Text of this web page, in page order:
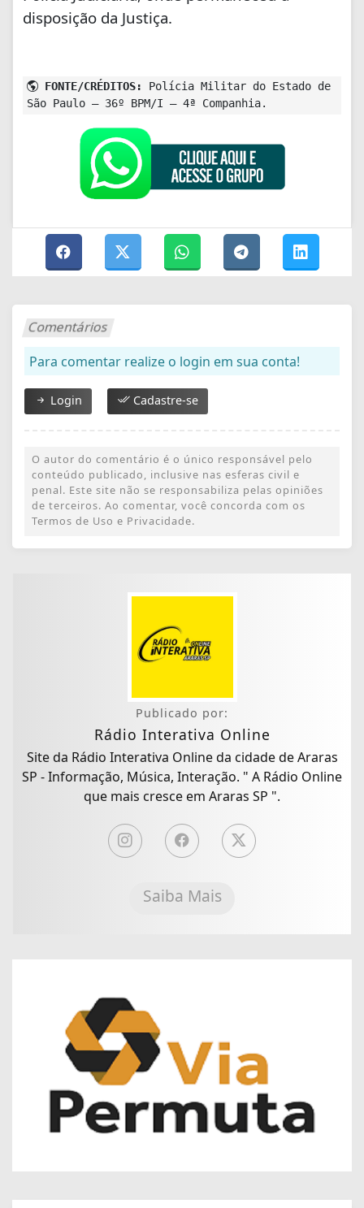
disposição da Justiça.
FONTE/CRÉDITOS:
Polícia Militar do Estado de
São Paulo – 36º BPM/I – 4ª Companhia.
Comentários
Para comentar realize o login em sua conta!
Login Cadastre-se
O autor do comentário é o único responsável pelo
conteúdo publicado, inclusive nas esferas civil e
penal. Este site não se responsabiliza pelas opiniões
de terceiros. Ao comentar, você concorda com os
Termos de Uso e Privacidade.
Publicado por:
Rádio Interativa Online
Site da Rádio Interativa Online da cidade de Araras
SP - Informação, Música, Interação. " A Rádio Online
que mais cresce em Araras SP ".
Saiba Mais